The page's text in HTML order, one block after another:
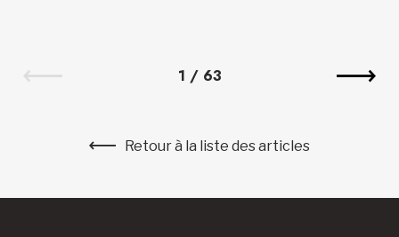
1 / 63
Retour à la liste des articles